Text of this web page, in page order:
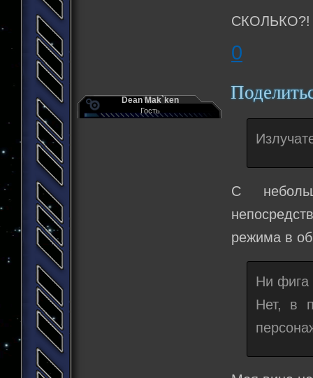
СКОЛЬКО?!
0
Dean Mak`ken
Гость
С
режима в
Ни фига
Нет, в